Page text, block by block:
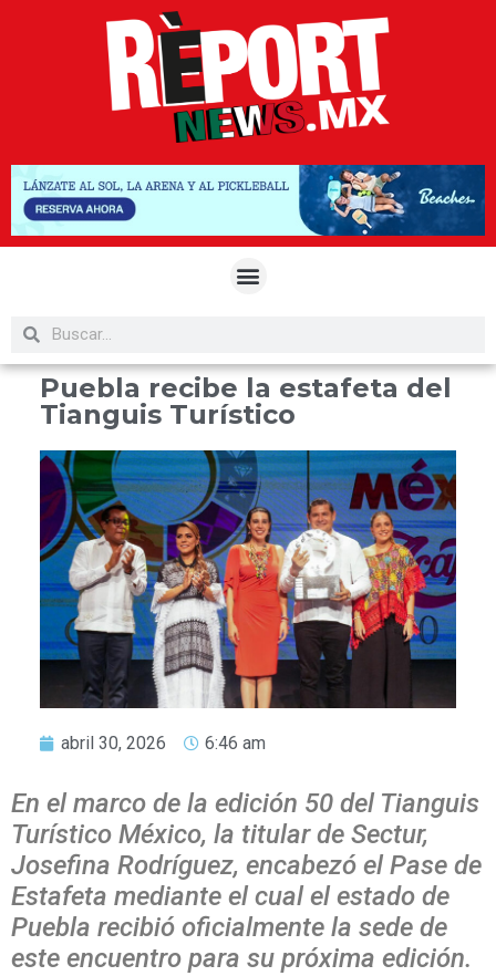
Puebla recibe la estafeta del
Tianguis Turístico
abril 30, 2026 6:46 am
En el marco de la edición 50 del Tianguis
Turístico México, la titular de Sectur,
Josefina Rodríguez, encabezó el Pase de
Estafeta mediante el cual el estado de
Puebla recibió oficialmente la sede de
este encuentro para su próxima edición.